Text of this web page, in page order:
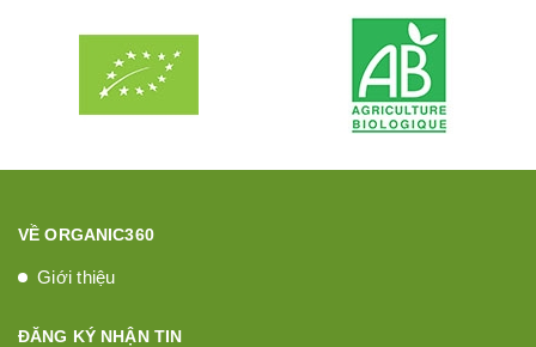
VỀ ORGANIC360
Giới thiệu
ĐĂNG KÝ NHẬN TIN